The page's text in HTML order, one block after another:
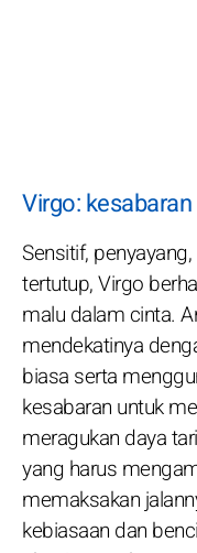
Virgo:
Sensitif,
tertutup, Virgo
malu dalam cinta.
mendekatinya
biasa serta
kesabaran untuk
meragukan daya
yang harus
memaksakan
kebiasaan dan